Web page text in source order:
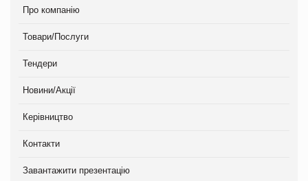
Про компанію
Товари/Послуги
Тендери
Новини/Акції
Керівництво
Контакти
Завантажити презентацію